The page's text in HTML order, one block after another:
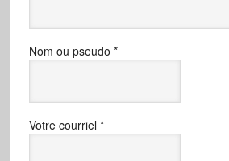
Nom ou pseudo *
Votre courriel *